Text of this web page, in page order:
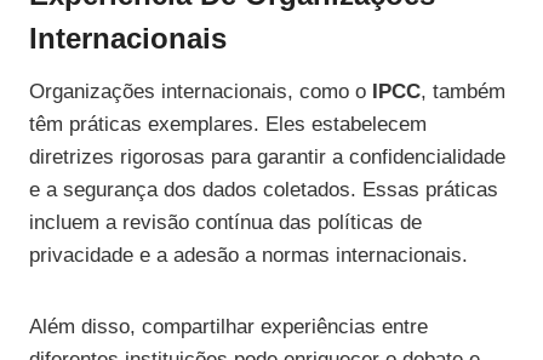
Internacionais
Organizações internacionais, como o IPCC, também
têm práticas exemplares. Eles estabelecem
diretrizes rigorosas para garantir a confidencialidade
e a segurança dos dados coletados. Essas práticas
incluem a revisão contínua das políticas de
privacidade e a adesão a normas internacionais.
Além disso, compartilhar experiências entre